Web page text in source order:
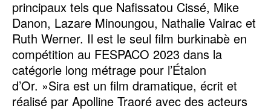
principaux tels que Nafissatou Cissé, Mike
Danon, Lazare Minoungou, Nathalie Vairac et
Ruth Werner. Il est le seul film burkinabè en
compétition au FESPACO 2023 dans la
catégorie long métrage pour l’Étalon
d’Or. »Sira est un film dramatique, écrit et
réalisé par Apolline Traoré avec des acteurs